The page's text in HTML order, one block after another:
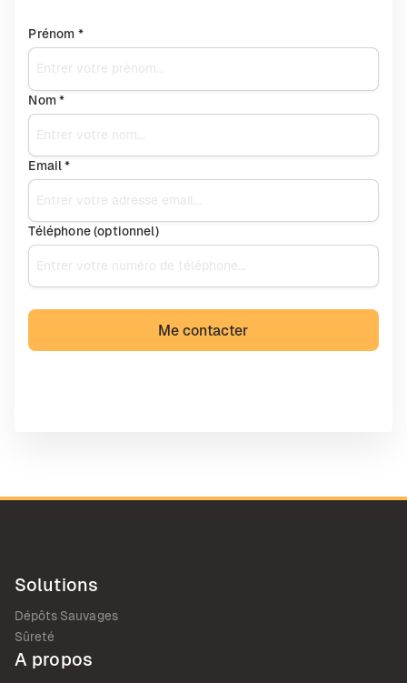
Prénom *
Nom *
Email *
Téléphone (optionnel)
Solutions
Dépôts Sauvages
Sûreté
A propos